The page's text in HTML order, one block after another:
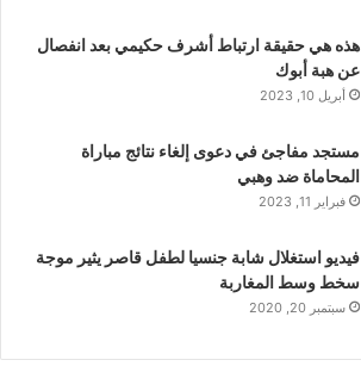
هذه هي حقيقة ارتباط أشرف حكيمي بعد انفصال
عن هبة أبوك
أبريل 10, 2023
مستجد مفاجئ في دعوى إلغاء نتائج مباراة
المحاماة ضد وهبي
فبراير 11, 2023
فيديو استغلال شابة جنسيا لطفل قاصر يثير موجة
سخط وسط المغاربة
سبتمبر 20, 2020